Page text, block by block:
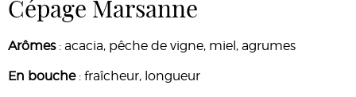
Cépage Marsanne
Arômes : acacia, pêche de vigne, miel, agrumes
En bouche: fraîcheur, longueur